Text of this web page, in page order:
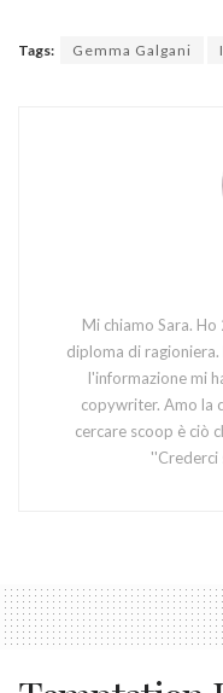
Tags: Gemma Galgani
Mi chiamo Sara.
diploma di ragioniera.
l'informazione mi
copywriter. Amo la
cercare scoop è ciò
''Crederci